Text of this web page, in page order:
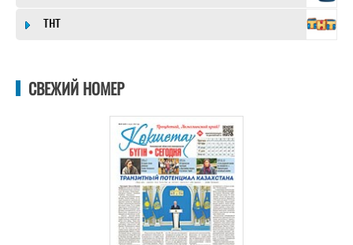
ТНТ
СВЕЖИЙ НОМЕР